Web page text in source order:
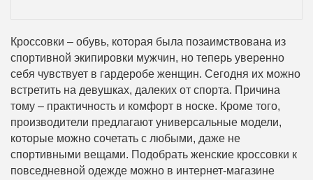
Кроссовки – обувь, которая была позаимствована из
спортивной экипировки мужчин, но теперь уверенно
себя чувствует в гардеробе женщин. Сегодня их можно
встретить на девушках, далеких от спорта. Причина
тому – практичность и комфорт в носке. Кроме того,
производители предлагают универсальные модели,
которые можно сочетать с любыми, даже не
спортивными вещами. Подобрать женские кроссовки к
повседневной одежде можно в интернет-магазине